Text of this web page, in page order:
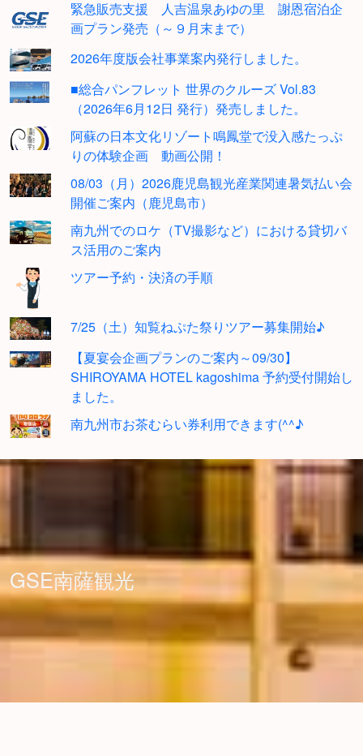
緊急販売支援 人吉温泉あゆの里 謝恩宿泊企
画プラン発売（～９月末まで）
2026年度版会社事業案内発行しました。
■総合パンフレット 世界のクルーズ Vol.83
（2026年6月12日 発行）発売しました。
阿蘇の日本文化リゾート鳴鳳堂で没入感たっぷ
りの体験企画 動画公開！
08/03（月）2026鹿児島観光産業関連暑気払い会
開催ご案内（鹿児島市）
南九州でのロケ（TV撮影など）における貸切バ
ス活用のご案内
ツアー予約・決済の手順
7/25（土）知覧ねぷた祭りツアー募集開始♪
【夏宴会企画プランのご案内～09/30】
SHIROYAMA HOTEL kagoshima 予約受付開始し
ました。
南九州市お茶むらい券利用できます(^^♪
GSE南薩観光